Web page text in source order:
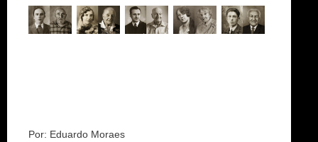
Por: Eduardo Moraes